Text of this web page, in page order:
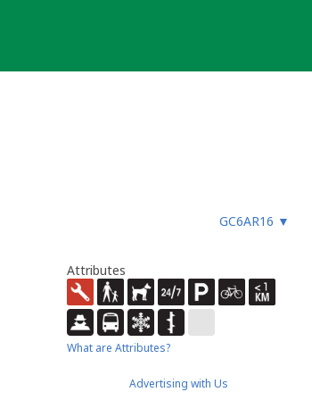
GC6AR16 ▼
Attributes
What are Attributes?
Advertising with Us